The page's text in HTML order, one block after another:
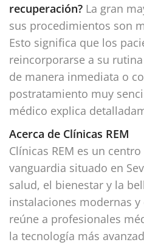
recuperación? La gran
sus procedimientos son
Esto significa que los
reincorporarse a su
de manera inmediata o
postratamiento muy
médico explica
Acerca de Clínicas REM
Clínicas REM es un
vanguardia situado en
salud, el bienestar y la
instalaciones modernas
reúne a profesionales
la tecnología más